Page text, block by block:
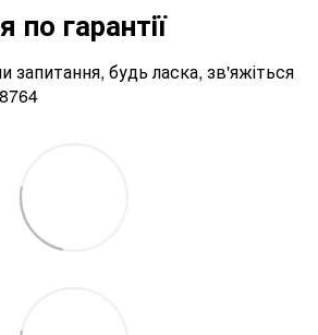
по гарантії
запитання, будь ласка, зв'яжіться